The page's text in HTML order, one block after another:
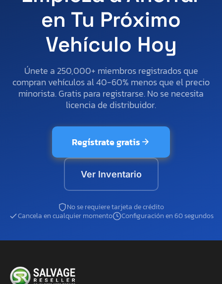
en Tu Próximo
Vehículo Hoy
Únete a 250,000+ miembros registrados que
compran vehículos al 40-60% menos que el precio
minorista. Gratis para registrarse. No se necesita
licencia de distribuidor.
Regístrate gratis
Ver Inventario
No se requiere tarjeta de crédito
Cancela en cualquier momento
Configuración en 60 segundos